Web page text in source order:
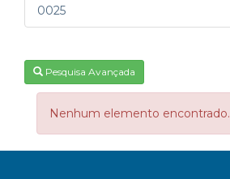
0025
Pesquisa Avançada
Nenhum elemento encontrado.